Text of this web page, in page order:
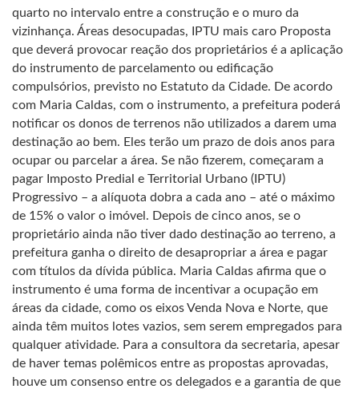
quarto no intervalo entre a construção e o muro da
vizinhança. Áreas desocupadas, IPTU mais caro Proposta
que deverá provocar reação dos proprietários é a aplicação
do instrumento de parcelamento ou edificação
compulsórios, previsto no Estatuto da Cidade. De acordo
com Maria Caldas, com o instrumento, a prefeitura poderá
notificar os donos de terrenos não utilizados a darem uma
destinação ao bem. Eles terão um prazo de dois anos para
ocupar ou parcelar a área. Se não fizerem, começaram a
pagar Imposto Predial e Territorial Urbano (IPTU)
Progressivo – a alíquota dobra a cada ano – até o máximo
de 15% o valor o imóvel. Depois de cinco anos, se o
proprietário ainda não tiver dado destinação ao terreno, a
prefeitura ganha o direito de desapropriar a área e pagar
com títulos da dívida pública. Maria Caldas afirma que o
instrumento é uma forma de incentivar a ocupação em
áreas da cidade, como os eixos Venda Nova e Norte, que
ainda têm muitos lotes vazios, sem serem empregados para
qualquer atividade. Para a consultora da secretaria, apesar
de haver temas polêmicos entre as propostas aprovadas,
houve um consenso entre os delegados e a garantia de que